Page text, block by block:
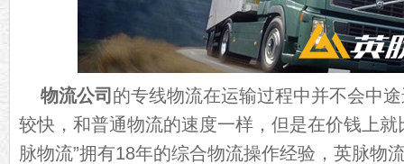
物流公司 的专线物流在运输过程中并不会中
较快，和普通物流的速度一样，但是在价钱上就
脉物流”拥有18年的综合物流操作经验，英脉物